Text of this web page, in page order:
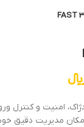
امنیت و کنترل
امکان مدیریت دقیق